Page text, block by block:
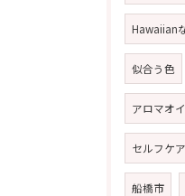
Hawaiian
似合う色
アロマオ
セルフケア
船橋市